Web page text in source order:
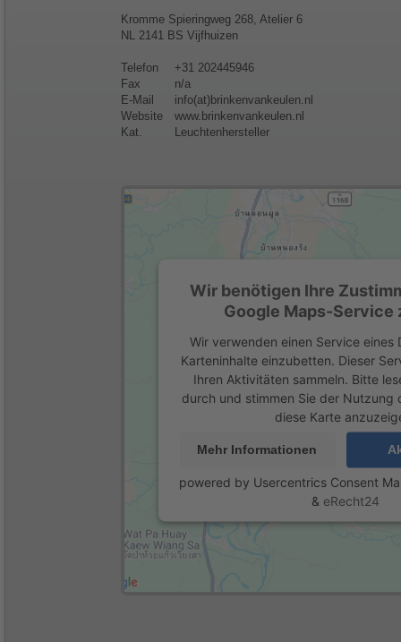
Kromme Spieringweg 268, Atelier 6
NL 2141 BS Vijfhuizen
Telefon
+31 202445946
Fax
n/a
E-Mail
info(at)brinkenvankeulen.nl
Website
www.brinkenvankeulen.nl
Kat.
Leuchtenhersteller
Wir benötigen Ihre
Google Maps-Service
Wir verwenden einen Service eines
Karteninhalte einzubetten. Dieser
Ihren Aktivitäten sammeln. Bitte
durch und stimmen Sie der Nutzung
diese Karte
Mehr Informationen
powered by Usercentrics Consent
& eRecht24